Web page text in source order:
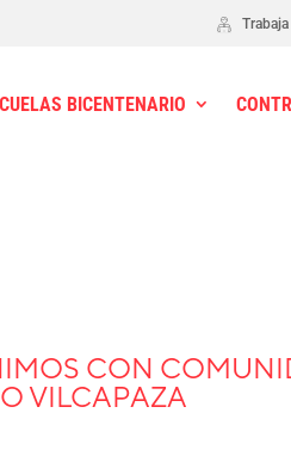
BICENTENARIO
CON
VILCAPAZA